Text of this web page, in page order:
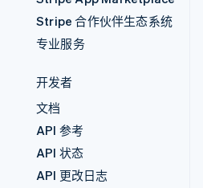
Stripe 合作伙伴生态系统
专业服务
开发者
文档
API 参考
API 状态
API 更改日志